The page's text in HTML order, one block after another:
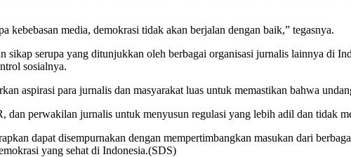
kebebasan media, demokrasi tidak akan berjalan dengan baik,” tegasnya.
serupa yang ditunjukkan oleh berbagai organisasi jurnalis lainnya di
sosialnya.
aspirasi para jurnalis dan masyarakat luas untuk memastikan bahwa
perwakilan jurnalis untuk menyusun regulasi yang lebih adil dan tidak
dapat disempurnakan dengan mempertimbangkan masukan dari
yang sehat di Indonesia.(SDS)